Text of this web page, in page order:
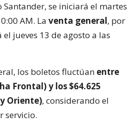
Santander, se iniciará el martes
AM. La venta general, por
jueves 13 de agosto a las
los boletos fluctúan entre
Frontal) y los $64.625
Oriente), considerando el
servicio.